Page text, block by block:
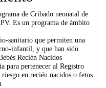
de Cribado neonatal de
Es un programa de ámbito
sanitario que permiten una
infantil, y que han sido
Recién Nacidos
para pertenecer al Registro
en recién nacidos o fetos